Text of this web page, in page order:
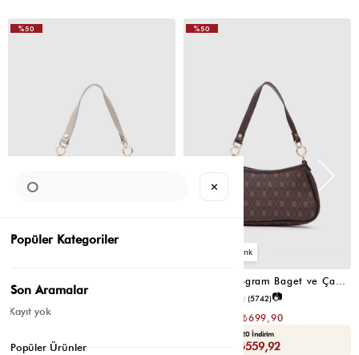
Sepette : ₺559,92
%50
Farme Monogram Baget ve Çapraz Çanta Kahverengi
(5742)📷
₺699,90
Yaza Özel Ek %20 İndirim
Sepette : ₺559,92
%50
✕
Popüler Kategoriler
Son Aramalar
Kayıt yok
Popüler Ürünler